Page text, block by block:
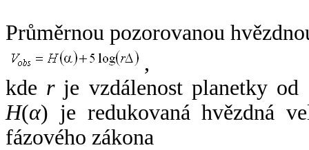
Průměrnou pozorovanou
,
kde rje vzdálenost planetky od
H(α) je redukovaná hvězdná
fázového zákona